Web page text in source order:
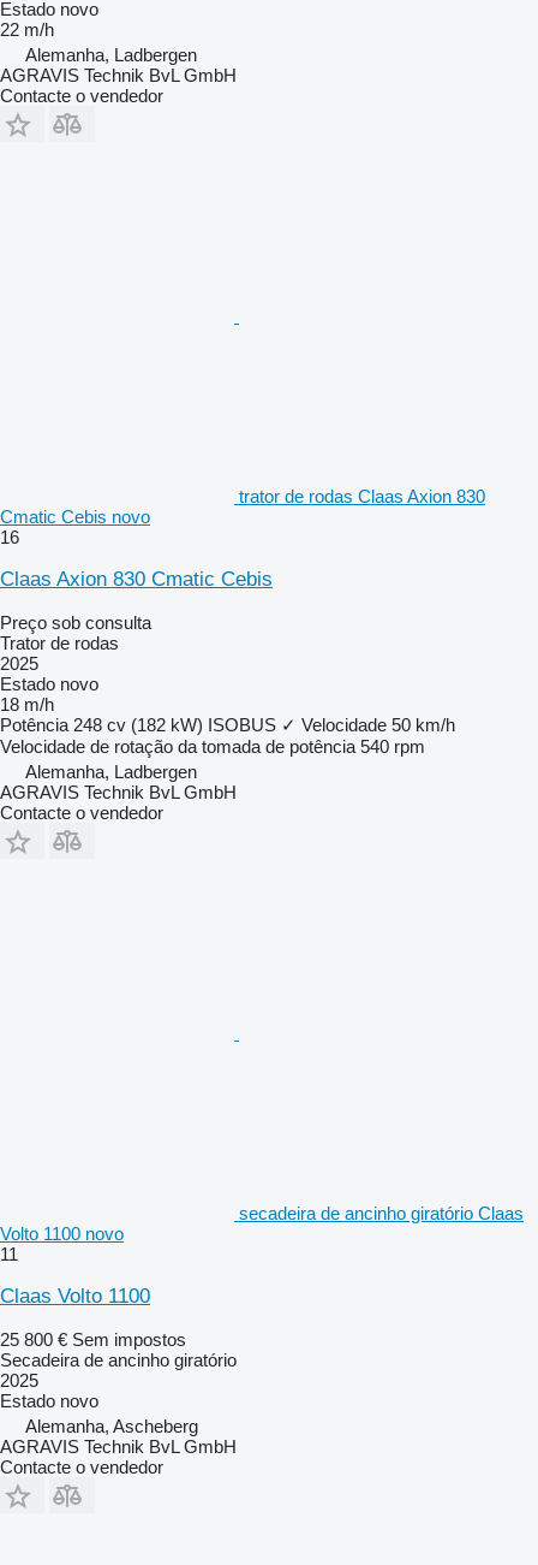
Estado novo
22 m/h
Alemanha, Ladbergen
AGRAVIS Technik BvL GmbH
Contacte o vendedor
trator de rodas Claas Axion 830
Cmatic Cebis novo
16
Claas Axion 830 Cmatic Cebis
Preço sob consulta
Trator de rodas
2025
Estado novo
18 m/h
Potência 248 cv (182 kW) ISOBUS ✓ Velocidade 50 km/h
Velocidade de rotação da tomada de potência 540 rpm
Alemanha, Ladbergen
AGRAVIS Technik BvL GmbH
Contacte o vendedor
secadeira de ancinho giratório Claas
Volto 1100 novo
11
Claas Volto 1100
25 800 € Sem impostos
Secadeira de ancinho giratório
2025
Estado novo
Alemanha, Ascheberg
AGRAVIS Technik BvL GmbH
Contacte o vendedor